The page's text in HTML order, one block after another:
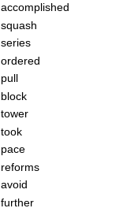
accomplished
squash
series
ordered
pull
block
tower
took
pace
reforms
avoid
further